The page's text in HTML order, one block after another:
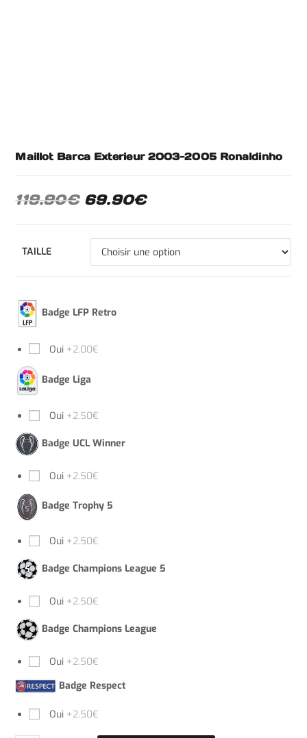
Maillot Barca Exterieur 2003-2005 Ronaldinho
119.90€ 69.90€
TAILLE
Badge LFP Retro
Oui +2.00€
Badge Liga
Oui +2.50€
Badge UCL Winner
Oui +2.50€
Badge Trophy 5
Oui +2.50€
Badge Champions League 5
Oui +2.50€
Badge Champions League
Oui +2.50€
Badge Respect
Oui +2.50€